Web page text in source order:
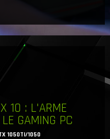
10 : L'ARME
GAMING PC
1050TI/1050